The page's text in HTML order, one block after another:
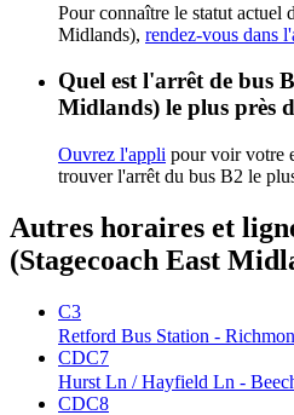
Pour connaître le statut actuel
Midlands), rendez-vous dans
Quel est l'arrêt de bus
Midlands) le plus près
Ouvrez l'appli pour voir votre
trouver l'arrêt du bus B2 le
Autres horaires et
(Stagecoach East
C3
Retford Bus Station -
CDC7
Hurst Ln / Hayfield Ln -
CDC8